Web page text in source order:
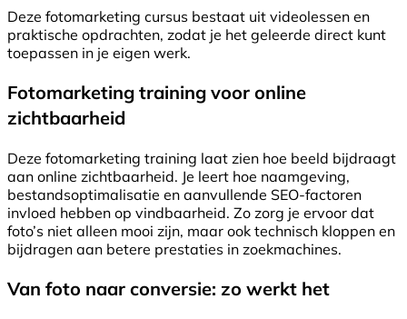
Deze fotomarketing cursus bestaat uit videolessen en
praktische opdrachten, zodat je het geleerde direct kunt
toepassen in je eigen werk.
Fotomarketing training voor online
zichtbaarheid
Deze fotomarketing training laat zien hoe beeld bijdraagt
aan online zichtbaarheid. Je leert hoe naamgeving,
bestandsoptimalisatie en aanvullende SEO-factoren
invloed hebben op vindbaarheid. Zo zorg je ervoor dat
foto’s niet alleen mooi zijn, maar ook technisch kloppen en
bijdragen aan betere prestaties in zoekmachines.
Van foto naar conversie: zo werkt het